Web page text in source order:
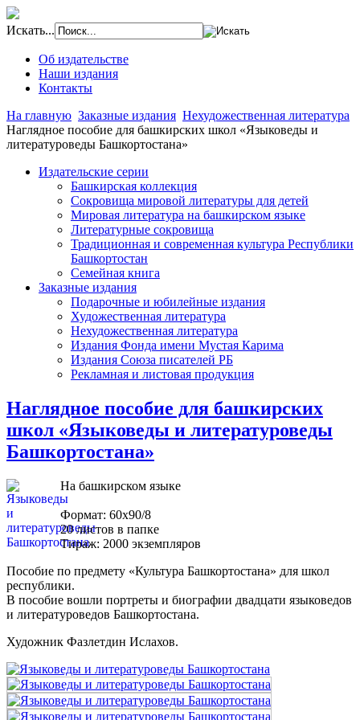
Искать...
Об издательстве
Наши издания
Контакты
На главную Заказные издания Нехудожественная литература
Наглядное пособие для башкирских школ «Языковеды и
литературоведы Башкортостана»
Издательские серии
Башкирская коллекция
Сокровища мировой литературы для детей
Мировая литература на башкирском языке
Литературные сокровища
Традиционная и современная культура Республики
Башкортостан
Семейная книга
Заказные издания
Подарочные и юбилейные издания
Художественная литература
Нехудожественная литература
Издания Фонда имени Мустая Карима
Издания Союза писателей РБ
Рекламная и листовая продукция
Наглядное пособие для башкирских
школ «Языковеды и литературоведы
Башкортостана»
На башкирском языке
Формат: 60х90/8
20 листов в папке
Тираж: 2000 экземпляров
Пособие по предмету «Культура Башкортостана» для школ
республики.
В пособие вошли портреты и биографии двадцати языковедов
и литературоведов Башкортостана.
Художник Фазлетдин Ислахов.